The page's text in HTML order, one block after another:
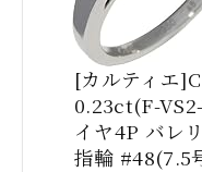
[カルティエ
0.23ct(F-
イヤ4P バレ
指輪 #48(7.5